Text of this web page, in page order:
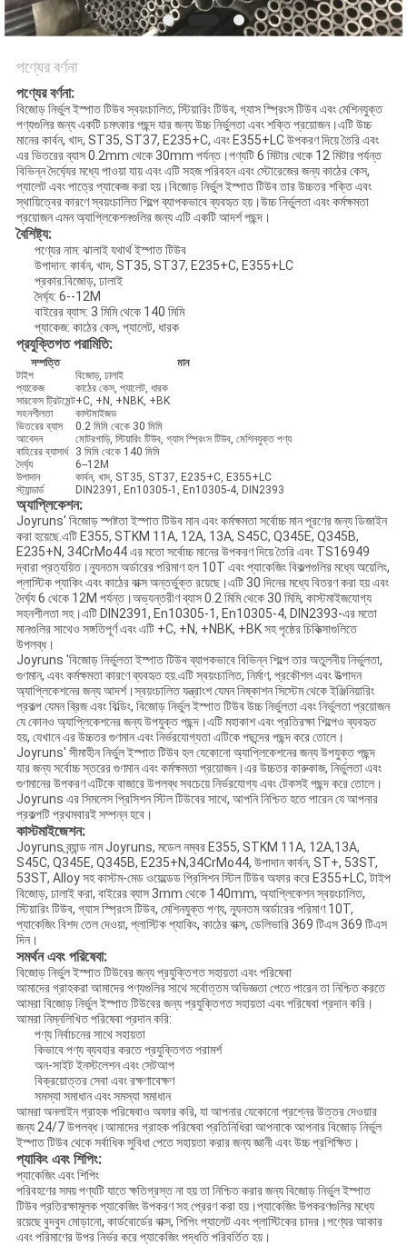
পণ্যের বর্ণনা
পণ্যের বর্ণনা:
বিজোড় নির্ভুল ইস্পাত টিউব স্বয়ংচালিত, স্টিয়ারিং টিউব, গ্যাস স্প্রিংস টিউব এবং মেশিনযুক্ত
পণ্যগুলির জন্য একটি চমৎকার পছন্দ যার জন্য উচ্চ নির্ভুলতা এবং শক্তি প্রয়োজন।এটি উচ্চ
মানের কার্বন, খাদ, ST35, ST37, E235+C, এবং E355+LC উপকরণ দিয়ে তৈরি এবং
এর ভিতরের ব্যাস 0.2mm থেকে 30mm পর্যন্ত।পণ্যটি 6 মিটার থেকে 12 মিটার পর্যন্ত
বিভিন্ন দৈর্ঘ্যের মধ্যে পাওয়া যায় এবং এটি সহজ পরিবহন এবং স্টোরেজের জন্য কাঠের কেস,
প্যালেট এবং পাত্রে প্যাকেজ করা হয়।বিজোড় নির্ভুল ইস্পাত টিউব তার উচ্চতর শক্তি এবং
স্থায়িত্বের কারণে স্বয়ংচালিত শিল্পে ব্যাপকভাবে ব্যবহৃত হয়।উচ্চ নির্ভুলতা এবং কর্মক্ষমতা
প্রয়োজন এমন অ্যাপ্লিকেশনগুলির জন্য এটি একটি আদর্শ পছন্দ।
বৈশিষ্ট্য:
পণ্যের নাম: ঝালাই যথার্থ ইস্পাত টিউব
উপাদান: কার্বন, খাদ, ST35, ST37, E235+C, E355+LC
প্রকার:বিজোড়, ঢালাই
দৈর্ঘ্য: 6--12M
বাইরের ব্যাস: 3 মিমি থেকে 140 মিমি
প্যাকেজ: কাঠের কেস, প্যালেট, ধারক
প্রযুক্তিগত পরামিতি:
সম্পত্তি
মান
টাইপ
বিজোড়, ঢালাই
প্যাকেজ
কাঠের কেস, প্যালেট, ধারক
সারফেস ট্রিটমেন্ট+C, +N, +NBK, +BK
সহনশীলতা
কাস্টমাইজড
ভিতরের ব্যাস
0.2 মিমি থেকে 30 মিমি
আবেদন
মোটরগাড়ি, স্টিয়ারিং টিউব, গ্যাস স্প্রিংস টিউব, মেশিনযুক্ত পণ্য
বাহিরের ব্যাসার্ধ
3 মিমি থেকে 140 মিমি
দৈর্ঘ্য
6--12M
উপাদান
কার্বন, খাদ, ST35, ST37, E235+C, E355+LC
স্ট্যান্ডার্ড
DIN2391, En10305-1, En10305-4, DIN2393
অ্যাপ্লিকেশন:
Joyruns' বিজোড় স্পষ্টতা ইস্পাত টিউব মান এবং কর্মক্ষমতা সর্বোচ্চ মান পূরণের জন্য ডিজাইন
করা হয়েছে.এটি E355, STKM 11A, 12A, 13A, S45C, Q345E, Q345B,
E235+N, 34CrMo44 এর মতো সর্বোচ্চ মানের উপকরণ দিয়ে তৈরি এবং TS16949
দ্বারা প্রত্যয়িত।ন্যূনতম অর্ডারের পরিমাণ হল 10T এবং প্যাকেজিং বিকল্পগুলির মধ্যে অয়েলিং,
প্লাস্টিক প্যাকিং এবং কাঠের বাক্স অন্তর্ভুক্ত রয়েছে।এটি 30 দিনের মধ্যে বিতরণ করা হয় এবং
দৈর্ঘ্য 6 থেকে 12M পর্যন্ত।অভ্যন্তরীণ ব্যাস 0.2 মিমি থেকে 30 মিমি, কাস্টমাইজযোগ্য
সহনশীলতা সহ।এটি DIN2391, En10305-1, En10305-4, DIN2393-এর মতো
মানগুলির সাথেও সঙ্গতিপূর্ণ এবং এটি +C, +N, +NBK, +BK সহ পৃষ্ঠের চিকিত্সাগুলিতে
উপলব্ধ।
Joyruns 'বিজোড় নির্ভুলতা ইস্পাত টিউব ব্যাপকভাবে বিভিন্ন শিল্পে তার অতুলনীয় নির্ভুলতা,
গুণমান, এবং কর্মক্ষমতা কারণে ব্যবহৃত হয়.এটি স্বয়ংচালিত, নির্মাণ, প্রকৌশল এবং উত্পাদন
অ্যাপ্লিকেশনের জন্য আদর্শ।স্বয়ংচালিত যন্ত্রাংশ যেমন নিষ্কাশন সিস্টেম থেকে ইঞ্জিনিয়ারিং
প্রকল্প যেমন ব্রিজ এবং বিল্ডিং, বিজোড় নির্ভুল ইস্পাত টিউব উচ্চ নির্ভুলতা এবং নির্ভুলতা প্রয়োজন
যে কোনও অ্যাপ্লিকেশনের জন্য উপযুক্ত পছন্দ।এটি মহাকাশ এবং প্রতিরক্ষা শিল্পেও ব্যবহৃত
হয়, যেখানে এর উচ্চতর গুণমান এবং নির্ভরযোগ্যতা এটিকে পছন্দের পছন্দ করে তোলে।
Joyruns' সীমাহীন নির্ভুল ইস্পাত টিউব হল যেকোনো অ্যাপ্লিকেশনের জন্য উপযুক্ত পছন্দ
যার জন্য সর্বোচ্চ স্তরের গুণমান এবং কর্মক্ষমতা প্রয়োজন।এর উচ্চতর কারুকাজ, নির্ভুলতা এবং
গুণমানের উপকরণ এটিকে বাজারে উপলব্ধ সবচেয়ে নির্ভরযোগ্য এবং টেকসই পছন্দ করে তোলে।
Joyruns এর সিমলেস প্রিসিশন স্টিল টিউবের সাথে, আপনি নিশ্চিত হতে পারেন যে আপনার
প্রকল্পটি প্রথমবারই সম্পন্ন হবে।
কাস্টমাইজেশন:
Joyruns ব্র্যান্ড নাম Joyruns, মডেল নম্বর E355, STKM 11A, 12A,13A,
S45C, Q345E, Q345B, E235+N,34CrMo44, উপাদান কার্বন, ST+, 53ST,
53ST, Alloy সহ কাস্টম-মেড ওয়েল্ডেড প্রিসিশন স্টিল টিউব অফার করে E355+LC, টাইপ
বিজোড়, ঢালাই করা, বাইরের ব্যাস 3mm থেকে 140mm, অ্যাপ্লিকেশন স্বয়ংচালিত,
স্টিয়ারিং টিউব, গ্যাস স্প্রিংস টিউব, মেশিনযুক্ত পণ্য, ন্যূনতম অর্ডারের পরিমাণ 10T,
প্যাকেজিং বিশদ তেল দেওয়া, প্লাস্টিক প্যাকিং, কাঠের বাক্স, ডেলিভারি 369 টিএস 369 টিএস
দিন।
সমর্থন এবং পরিষেবা:
বিজোড় নির্ভুল ইস্পাত টিউবের জন্য প্রযুক্তিগত সহায়তা এবং পরিষেবা
আমাদের গ্রাহকরা আমাদের পণ্যগুলির সাথে সর্বোত্তম অভিজ্ঞতা পেতে পারেন তা নিশ্চিত করতে
আমরা বিজোড় নির্ভুল ইস্পাত টিউবের জন্য প্রযুক্তিগত সহায়তা এবং পরিষেবা প্রদান করি।
আমরা নিম্নলিখিত পরিষেবা প্রদান করি:
পণ্য নির্বাচনের সাথে সহায়তা
কিভাবে পণ্য ব্যবহার করতে প্রযুক্তিগত পরামর্শ
অন-সাইট ইনস্টলেশন এবং সেটআপ
বিক্রয়োত্তর সেবা এবং রক্ষণাবেক্ষণ
সমস্যা সমাধান এবং সমস্যা সমাধান
আমরা অনলাইন গ্রাহক পরিষেবাও অফার করি, যা আপনার যেকোনো প্রশ্নের উত্তর দেওয়ার
জন্য 24/7 উপলব্ধ।আমাদের গ্রাহক পরিষেবা প্রতিনিধিরা আপনাকে আপনার বিজোড় নির্ভুল
ইস্পাত টিউব থেকে সর্বাধিক সুবিধা পেতে সহায়তা করার জন্য জ্ঞানী এবং উচ্চ প্রশিক্ষিত।
প্যাকিং এবং শিপিং:
প্যাকেজিং এবং শিপিং
পরিবহণের সময় পণ্যটি যাতে ক্ষতিগ্রস্ত না হয় তা নিশ্চিত করার জন্য বিজোড় নির্ভুল ইস্পাত
টিউব প্রতিরক্ষামূলক প্যাকেজিং উপকরণ সহ প্রেরণ করা হয়।প্যাকেজিং উপকরণগুলির মধ্যে
রয়েছে বুদবুদ মোড়ানো, কার্ডবোর্ডের বাক্স, শিপিং প্যালেট এবং প্লাস্টিকের চাদর।পণ্যের আকার
এবং পরিমাণের উপর নির্ভর করে প্যাকেজিং পদ্ধতি পরিবর্তিত হয়।